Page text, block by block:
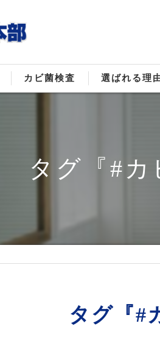
カビ取り
カビ菌検査 選ばれる理
タグ『#
タグ『#